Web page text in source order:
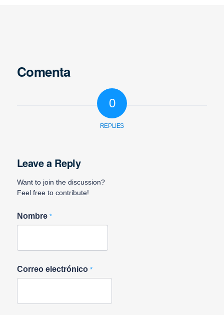
Comenta
0
REPLIES
Leave a Reply
Want to join the discussion?
Feel free to contribute!
Nombre *
Correo electrónico *